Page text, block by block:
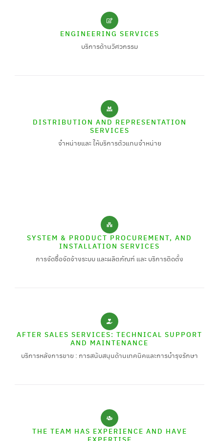
ENGINEERING SERVICES
บริการด้านวิศวกรรม
DISTRIBUTION AND REPRESENTATION
SERVICES
จำหน่ายและ ให้บริการตัวแทนจำหน่าย
SYSTEM & PRODUCT PROCUREMENT, AND
INSTALLATION SERVICES
การจัดซื้อจัดจ้างระบบ และผลิตภัณฑ์ และ บริการติดตั้ง
AFTER SALES SERVICES: TECHNICAL SUPPORT
AND MAINTENANCE
บริการหลังการขาย : การสนับสนุนด้านเทคนิคและการบำรุงรักษา
THE TEAM HAS EXPERIENCE AND HAVE
EXPERTISE